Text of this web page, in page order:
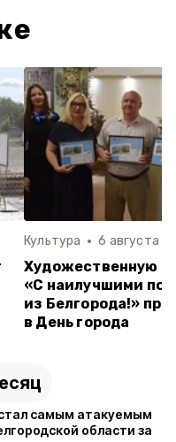
Культура 6 августа ,
Художественную
«С наилучшими
из Белгорода!»
в День города
самым атакуемым
области за